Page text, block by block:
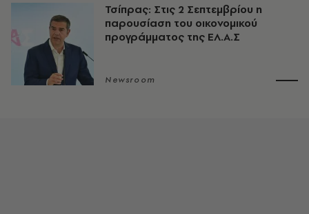
Τσίπρας: Στις 2 Σεπτεμβρίου η
παρουσίαση του οικονομικού
προγράμματος της ΕΛ.Α.Σ
Newsroom